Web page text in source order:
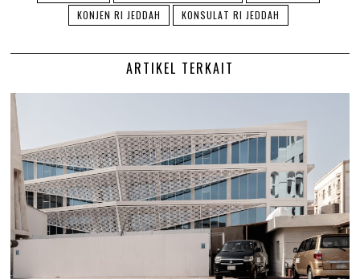
KONJEN RI JEDDAH
KONSULAT RI JEDDAH
ARTIKEL TERKAIT